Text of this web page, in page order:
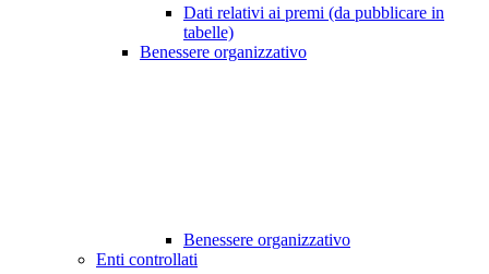
Dati relativi ai premi (da pubblicare in
tabelle)
Benessere organizzativo
Benessere organizzativo
Enti controllati